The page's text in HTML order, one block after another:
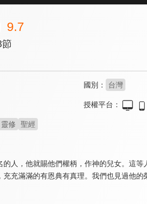
9.7
國別： 台灣
授權平台：
靈修 聖經
的人，他就賜他們權柄，作神的兒女。這
充滿滿的有恩典有真理。我們也見過他的